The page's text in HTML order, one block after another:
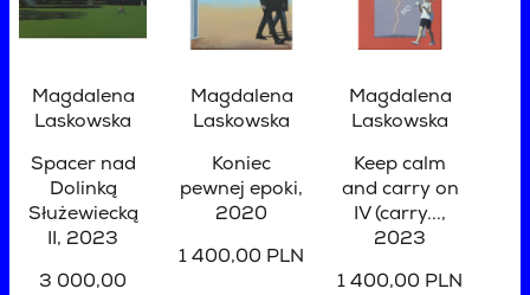
Magdalena
Laskowska
Spacer nad
Dolinką
Służewiecką
II, 2023
3 000,00
Magdalena
Laskowska
Koniec
pewnej epoki,
2020
1 400,00 PLN
Magdalena
Laskowska
Keep calm
and carry on
IV (carry...,
2023
1 400,00 PLN